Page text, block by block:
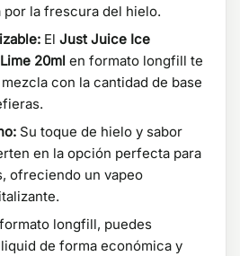
la frescura del hielo.
El Just Juice Ice
20ml en formato longfill te
con la cantidad de base
Su toque de hielo y sabor
en la opción perfecta para
ofreciendo un vapeo
longfill, puedes
de forma económica y